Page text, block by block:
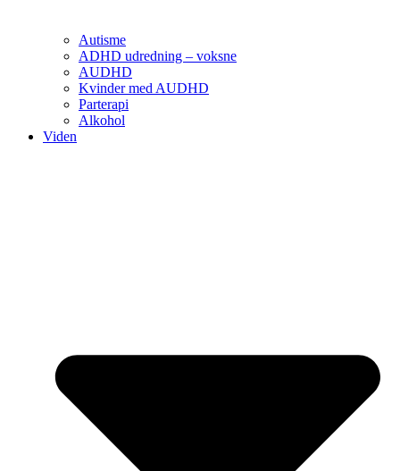
Autisme
ADHD udredning – voksne
AUDHD
Kvinder med AUDHD
Parterapi
Alkohol
Viden